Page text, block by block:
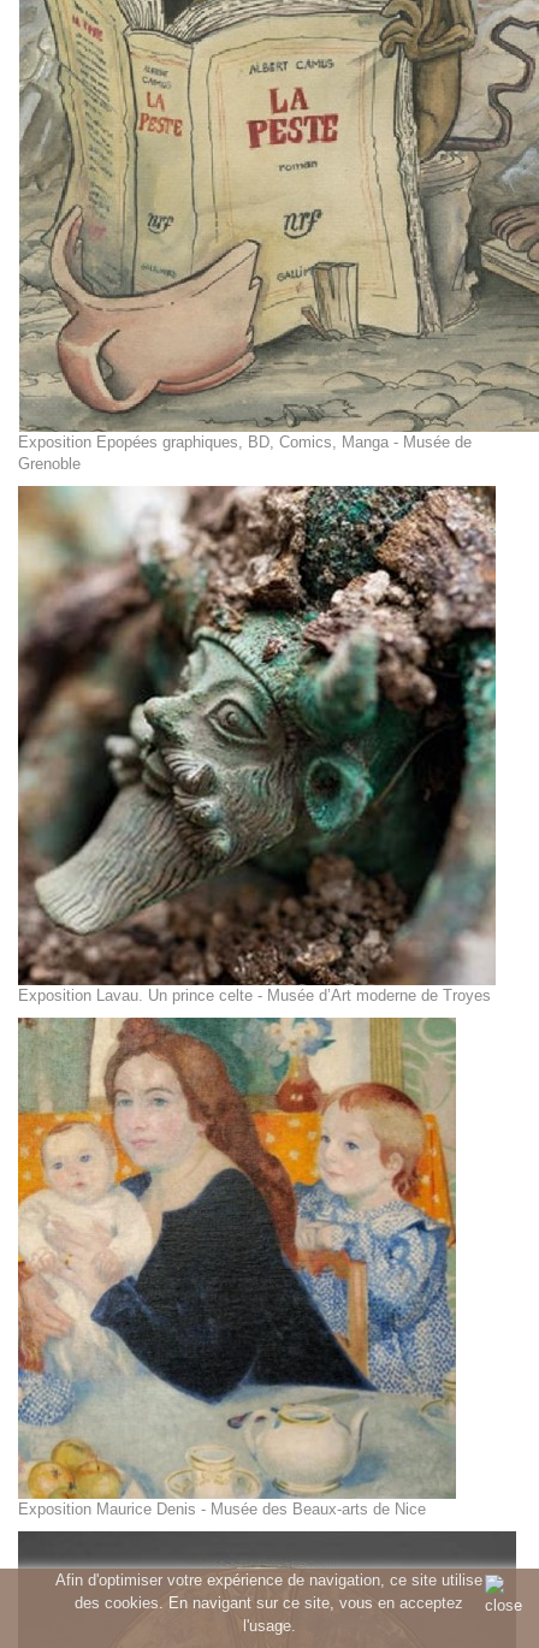
Afin d'optimiser votre expérience de navigation, ce site utilise
des cookies. En navigant sur ce site, vous en acceptez
l'usage.
Exposition Epopées graphiques, BD, Comics, Manga - Musée de
Grenoble
Exposition Lavau. Un prince celte - Musée d’Art moderne de Troyes
Exposition Maurice Denis - Musée des Beaux-arts de Nice